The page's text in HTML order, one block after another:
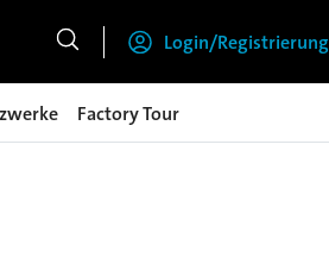
Login/Registrierung
Factory Tour